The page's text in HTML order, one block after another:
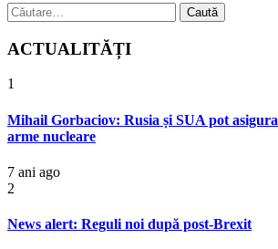
Caută
după:
ACTUALITĂȚI
1
Mihail Gorbaciov: Rusia și SUA pot
arme nucleare
7 ani ago
2
News alert: Reguli noi după post-Brexit